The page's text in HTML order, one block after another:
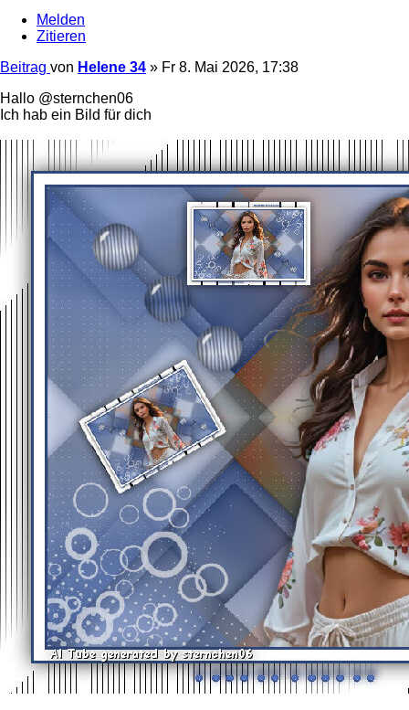
Melden
Zitieren
Beitrag von Helene 34 » Fr 8. Mai 2026, 17:38
Hallo @sternchen06
Ich hab ein Bild für dich